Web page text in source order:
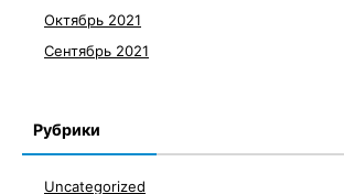
Октябрь 2021
Сентябрь 2021
Рубрики
Uncategorized